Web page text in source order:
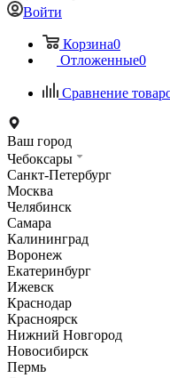
Войти
Корзина0
Отложенные0
Сравнение
Ваш город
Чебоксары
Санкт-Петербург
Москва
Челябинск
Самара
Калининград
Воронеж
Екатеринбург
Ижевск
Краснодар
Красноярск
Нижний Новгород
Новосибирск
Пермь